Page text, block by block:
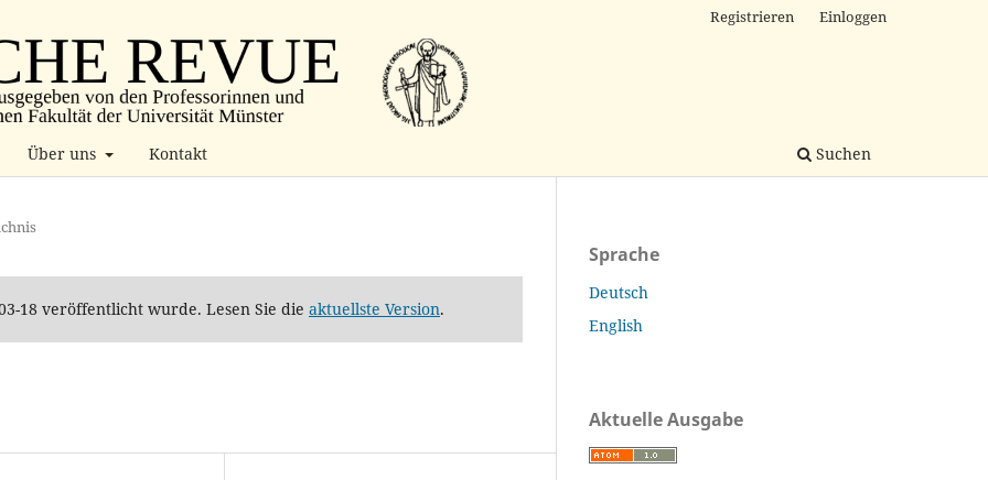
Über uns Kontakt Suchen
Registrieren Einloggen
18 veröffentlicht wurde. Lesen Sie die aktuellste Version.
Sprache
Deutsch
English
Aktuelle Ausgabe